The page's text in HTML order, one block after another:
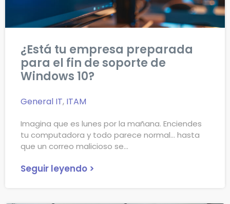
¿Está tu empresa preparada
para el fin de soporte de
Windows 10?
General IT, ITAM
Imagina que es lunes por la mañana. Enciendes
tu computadora y todo parece normal… hasta
que un correo malicioso se
Seguir leyendo >